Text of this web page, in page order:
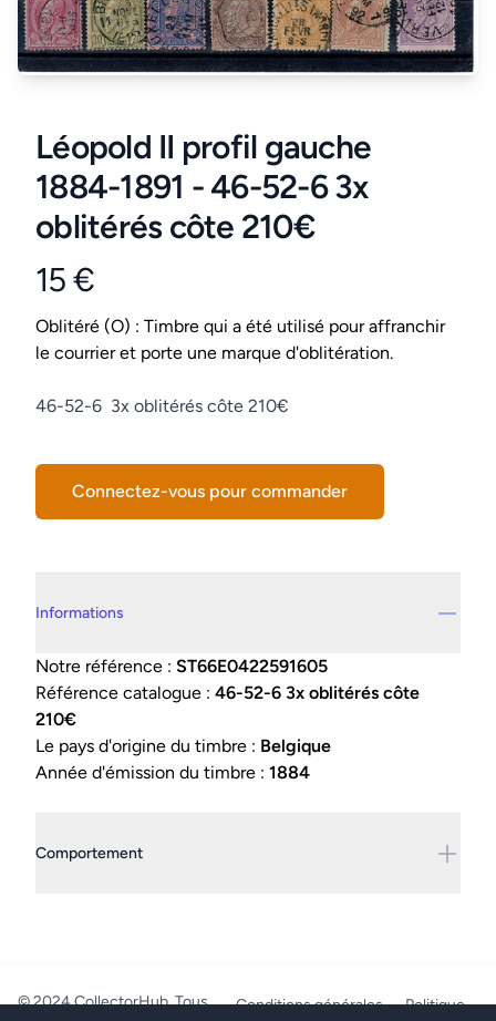
Léopold II profil gauche
1884-1891 - 46-52-6 3x
oblitérés côte 210€
Product information
15 €
Conditions
Oblitéré (O) : Timbre qui a été utilisé pour affranchir
le courrier et porte une marque d'oblitération.
Description
46-52-6 3x oblitérés côte 210€
Connectez-vous pour commander
Informations
Notre référence : ST66E0422591605
Référence catalogue : 46-52-6 3x oblitérés côte
210€
Le pays d'origine du timbre : Belgique
Année d'émission du timbre : 1884
Comportement
© 2024 CollectorHub. Tous
Conditions générales Politique